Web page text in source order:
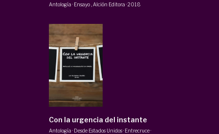
Antología · Ensayo, Alción Editora ·2018
Con la urgencia del instante
Antología · Desde Estados Unidos · Entrecruce ·